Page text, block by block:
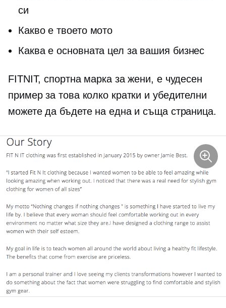
си
Какво е твоето мото
Каква е основната цел за вашия бизнес
FITNIT, спортна марка за жени, е чудесен
пример за това колко кратки и убедителни
можете да бъдете на една и съща страница.